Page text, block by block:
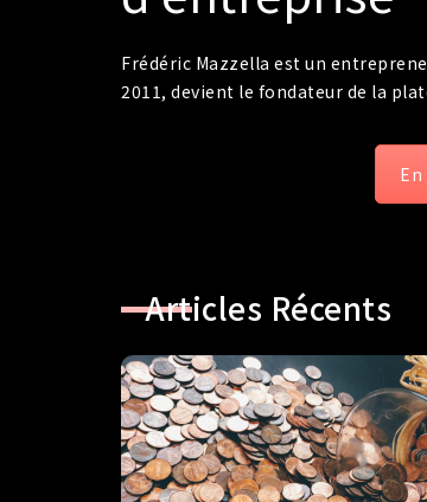
Frédéric Mazzella est un
2011, devient le fondateur de la
Articles Récents